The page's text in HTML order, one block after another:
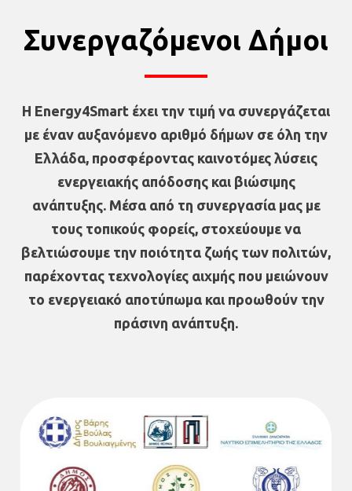
Συνεργαζόμενοι Δήμοι
Η Energy4Smart έχει την τιμή να συνεργάζεται
με έναν αυξανόμενο αριθμό δήμων σε όλη την
Ελλάδα, προσφέροντας καινοτόμες λύσεις
ενεργειακής απόδοσης και βιώσιμης
ανάπτυξης. Μέσα από τη συνεργασία μας με
τους τοπικούς φορείς, στοχεύουμε να
βελτιώσουμε την ποιότητα ζωής των πολιτών,
παρέχοντας τεχνολογίες αιχμής που μειώνουν
το ενεργειακό αποτύπωμα και προωθούν την
πράσινη ανάπτυξη.